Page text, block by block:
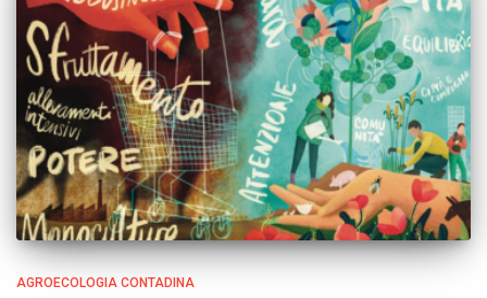
AGROECOLOGIA CONTADINA